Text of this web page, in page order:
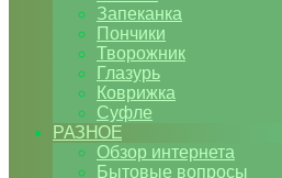
Запеканка
Пончики
Творожник
Глазурь
Коврижка
Суфле
РАЗНОЕ
Обзор интернета
Бытовые вопросы